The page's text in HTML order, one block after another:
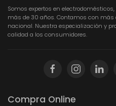
Somos expertos en
más de 30 años. Contamos con más
nacional. Nuestra especialización y
calidad a los consumidores.
Compra Online